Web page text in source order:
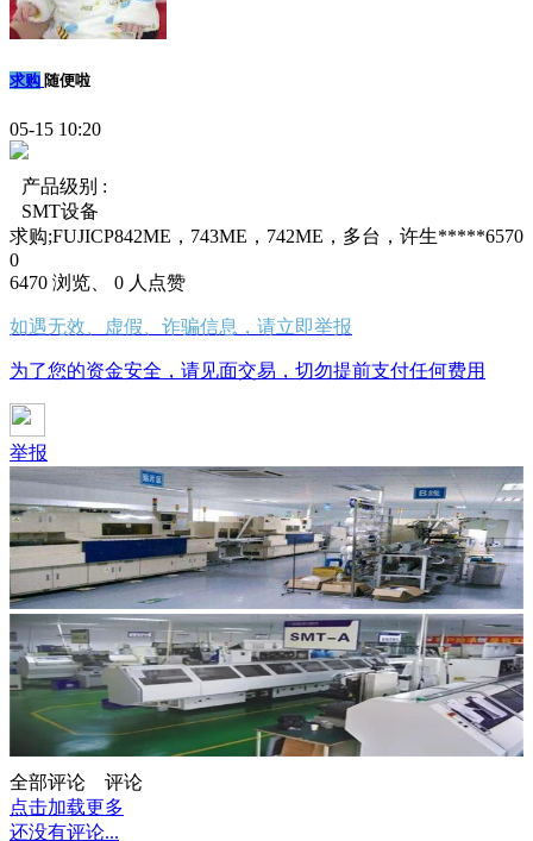
求购 随便啦
05-15 10:20
产品级别 :
SMT设备
求购;FUJICP842ME，743ME，742ME，多台，许生*****6570
0
6470 浏览、 0 人点赞
如遇无效、虚假、诈骗信息，请立即举报
为了您的资金安全，请见面交易，切勿提前支付任何费用
举报
全部评论
评论
点击加载更多
还没有评论...